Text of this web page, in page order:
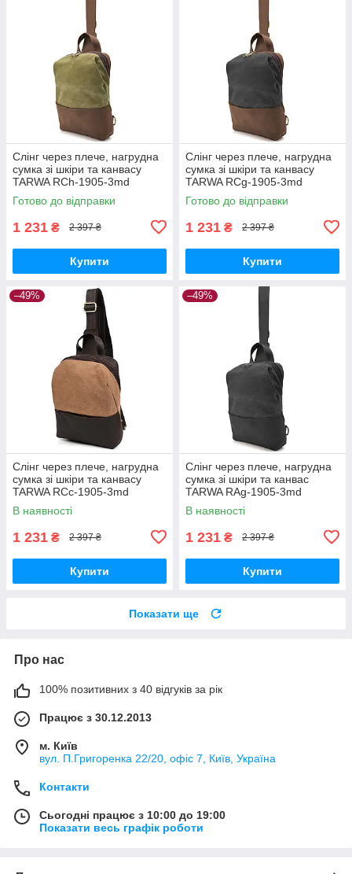
Слінг через плече, нагрудна
сумка зі шкіри та канвасу
TARWA RCh-1905-3md
Готово до відправки
1 231 ₴ 2 397 ₴
Купити
Слінг через плече, нагрудна
сумка зі шкіри та канвасу
TARWA RCg-1905-3md
Готово до відправки
1 231 ₴ 2 397 ₴
Купити
–49%
Слінг через плече, нагрудна
сумка зі шкіри та канвасу
TARWA RCc-1905-3md
В наявності
1 231 ₴ 2 397 ₴
Купити
–49%
Слінг через плече, нагрудна
сумка зі шкіри та канвас
TARWA RAg-1905-3md
В наявності
1 231 ₴ 2 397 ₴
Купити
Показати ще
Про нас
100% позитивних з 40 відгуків за рік
Працює з 30.12.2013
м. Київ
вул. П.Григоренка 22/20, офіс 7, Київ, Україна
Контакти
Сьогодні працює з 10:00 до 19:00
Показати весь графік роботи